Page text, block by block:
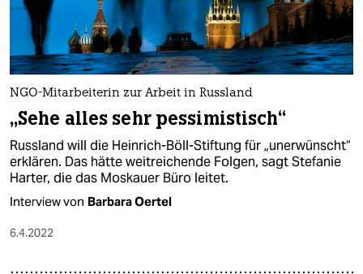
NGO-Mitarbeiterin zur Arbeit in Russland
„Sehe alles sehr pessimistisch“
Russland will die Heinrich-Böll-Stiftung für „unerwünscht“
erklären. Das hätte weitreichende Folgen, sagt Stefanie
Harter, die das Moskauer Büro leitet.
Interview von Barbara Oertel
6.4.2022